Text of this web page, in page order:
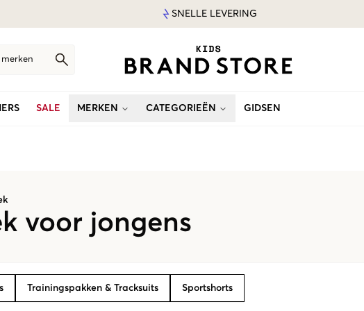
SNELLE LEVERING
SALE MERKEN CATEGORIEËN GIDSEN
voor jongens
Trainingspakken & Tracksuits Sportshorts